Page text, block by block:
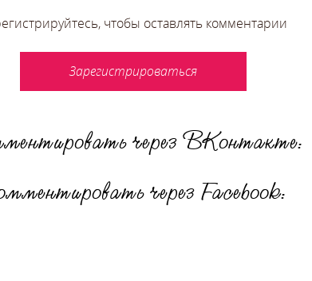
чтобы оставлять комментарии
Зарегистрироваться
через ВКонтакте:
через Facebook: